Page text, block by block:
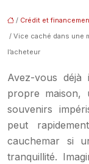
/ Crédit et
/ Vice caché dans une
l’acheteur
Avez-vous déjà
propre maison,
souvenirs
peut
cauchemar si
tranquillité.